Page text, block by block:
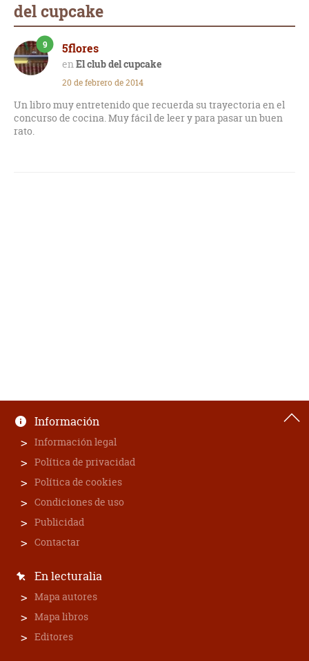
del cupcake
5flores
El club del cupcake
9
20 de febrero de 2014
Un libro muy entretenido que recuerda su trayectoria en el
concurso de cocina. Muy fácil de leer y para pasar un buen
rato.
Información
Información legal
Política de privacidad
Política de cookies
Condiciones de uso
Publicidad
Contactar
En lecturalia
Mapa autores
Mapa libros
Editores